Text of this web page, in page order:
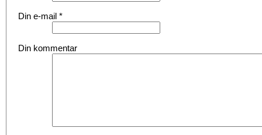
Din e-mail *
Din kommentar